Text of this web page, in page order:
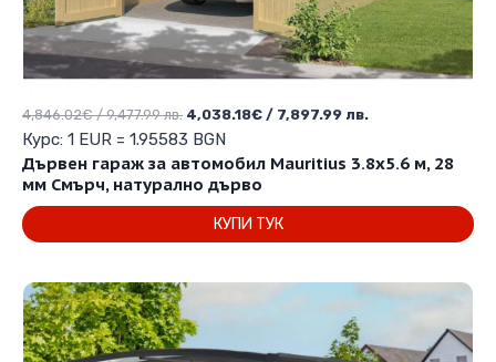
Дървен гараж за автомобил Mauritius 3.8х5.6 м, 28
мм Смърч, натурално дърво
4,846.02€/ 9,477.99 лв. Original
price
was:
4,846.02€
9,477.99 лв..
4,038.18€ / 7,897.99 лв.
е:
Курс: 1 EUR = 1.95583 BGN
КУПИ ТУК